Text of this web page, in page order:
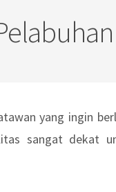
yang ingin
sangat dekat